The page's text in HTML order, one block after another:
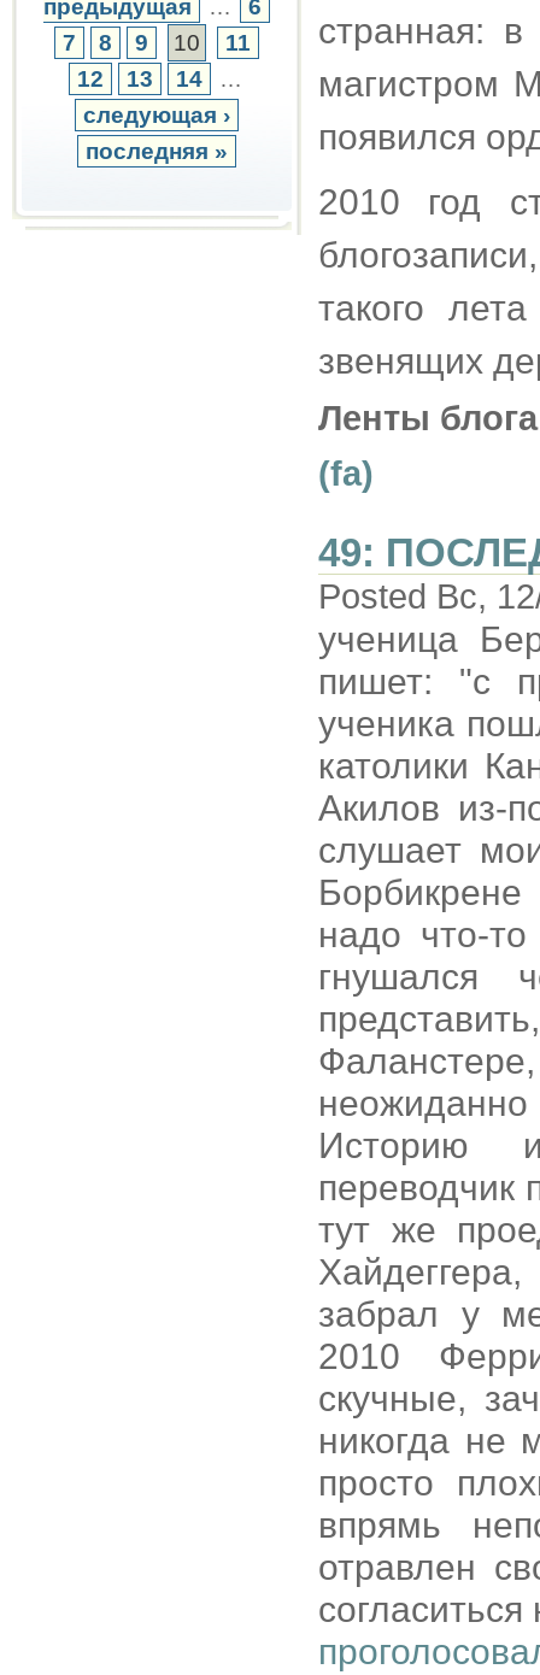
предыдущая …
6
7
8 9 10
11
12
13 14
…
следующая ›
последняя »
странная:
магистром
появился
2010 год
такого
звенящих
Ленты
(fa)
49:
Posted Вс,
ученица
пишет: "с
ученика
католики
Акилов из-
слушает
надо что-
гнушался
Историю
переводчик
тут же
забрал у
2010
скучные,
никогда не
просто
впрямь
отравлен